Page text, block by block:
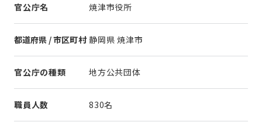
官公庁名 焼津市役所
都道府県 / 市区町村 静岡県 焼津市
官公庁の種類 地方公共団体
職員人数 830名